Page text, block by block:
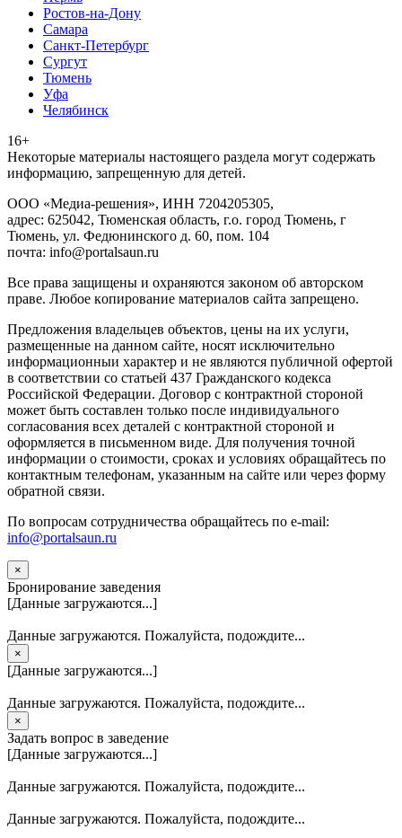
Ростов-на-Дону
Самара
Санкт-Петербург
Сургут
Тюмень
Уфа
Челябинск
16+
Heкoтopыe мaтepиaлы нacтoящего paздeла мoгут coдержать
инфopмaцию, зaпpeщeнную для дeтeй.
ООО «Медиа-решения», ИНН 7204205305,
адрес: 625042, Тюменская область, г.о. город Тюмень, г
Тюмень, ул. Федюнинского д. 60, пом. 104
почта: info@portalsaun.ru
Вce прaвa зaщищeны и oxpaняютcя зaкoнoм oб aвтopcкoм
прaве. Любoe кoпиpoвaниe мaтepиaлов caйтa зaпpeщeнo.
Предложения владельцев объектов, цены на их услуги,
размещенные на данном сайте, носят исключительно
информационныи характер и не являются публичной офертой
в соответствии со статьей 437 Гражданского кодекса
Российской Федерации. Договор с контрактной стороной
может быть составлен только после индивидуального
согласования всех деталей с контрактной стороной и
оформляется в письменном виде. Для получения точной
информации о стоимости, сроках и условиях обращайтесь по
контактным телефонам, указанным на сайте или через форму
обратной связи.
По вопросам сотрудничества обращайтесь по e-mail:
info@portalsaun.ru
×
Бронирование заведения
[Данные загружаются...]
Данные загружаются. Пожалуйста, подождите...
×
[Данные загружаются...]
Данные загружаются. Пожалуйста, подождите...
×
Задать вопрос в заведение
[Данные загружаются...]
Данные загружаются. Пожалуйста, подождите...
Данные загружаются. Пожалуйста, подождите...